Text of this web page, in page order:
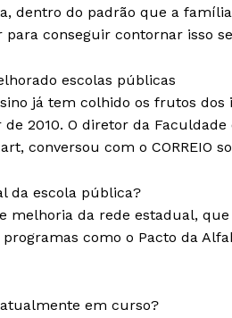
dentro do padrão que a
conseguir contornar isso
escolas públicas
já tem colhido os frutos
2010. O diretor da
conversou com o CORREIO
da escola pública?
melhoria da rede estadual,
como o Pacto da
em curso?